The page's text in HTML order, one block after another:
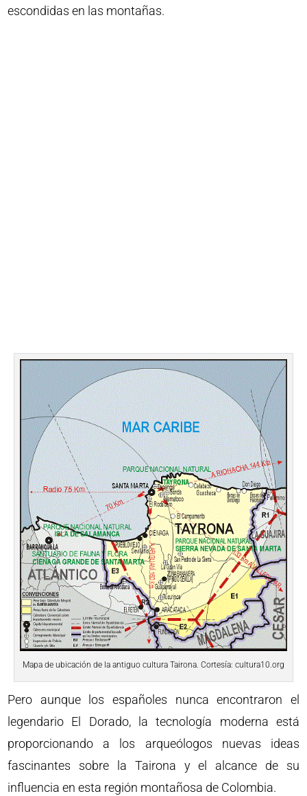
escondidas en las montañas.
Mapa de ubicación de la antiguo cultura Tairona. Cortesía: cultura10.org
Pero aunque los españoles nunca encontraron el
legendario El Dorado, la tecnología moderna está
proporcionando a los arqueólogos nuevas ideas
fascinantes sobre la Tairona y el alcance de su
influencia en esta región montañosa de Colombia.